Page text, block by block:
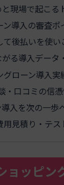
現場で起こる
ン導入の審査
後払いを使
る導入デー
グローン導入
・口コミの信
入を次の一
用見積り・テ
ョッピ